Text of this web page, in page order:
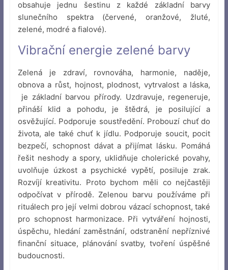
obsahuje jednu šestinu z každé základní barvy
slunečního spektra (červené, oranžové, žluté,
zelené, modré a fialové).
Vibrační energie zelené barvy
Zelená je zdraví, rovnováha, harmonie, naděje,
obnova a růst, hojnost, plodnost, vytrvalost a láska,
je základní barvou přírody. Uzdravuje, regeneruje,
přináší klid a pohodu, je štědrá, je posilující a
osvěžující. Podporuje soustředění. Probouzí chuť do
života, ale také chuť k jídlu. Podporuje soucit, pocit
bezpečí, schopnost dávat a přijímat lásku. Pomáhá
řešit neshody a spory, uklidňuje cholerické povahy,
uvolňuje úzkost a psychické vypětí, posiluje zrak.
Rozvíjí kreativitu. Proto bychom měli co nejčastěji
odpočívat v přírodě. Zelenou barvu používáme při
rituálech pro její velmi dobrou vázací schopnost, také
pro schopnost harmonizace. Při vytváření hojnosti,
úspěchu, hledání zaměstnání, odstranění nepříznivé
finanční situace, plánování svatby, tvoření úspěšné
budoucnosti.